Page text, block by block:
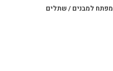
מפתח למבנים / שתלים